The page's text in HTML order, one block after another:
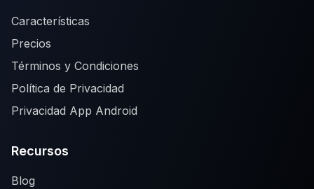
Características
Precios
Términos y Condiciones
Política de Privacidad
Privacidad App Android
Recursos
Blog